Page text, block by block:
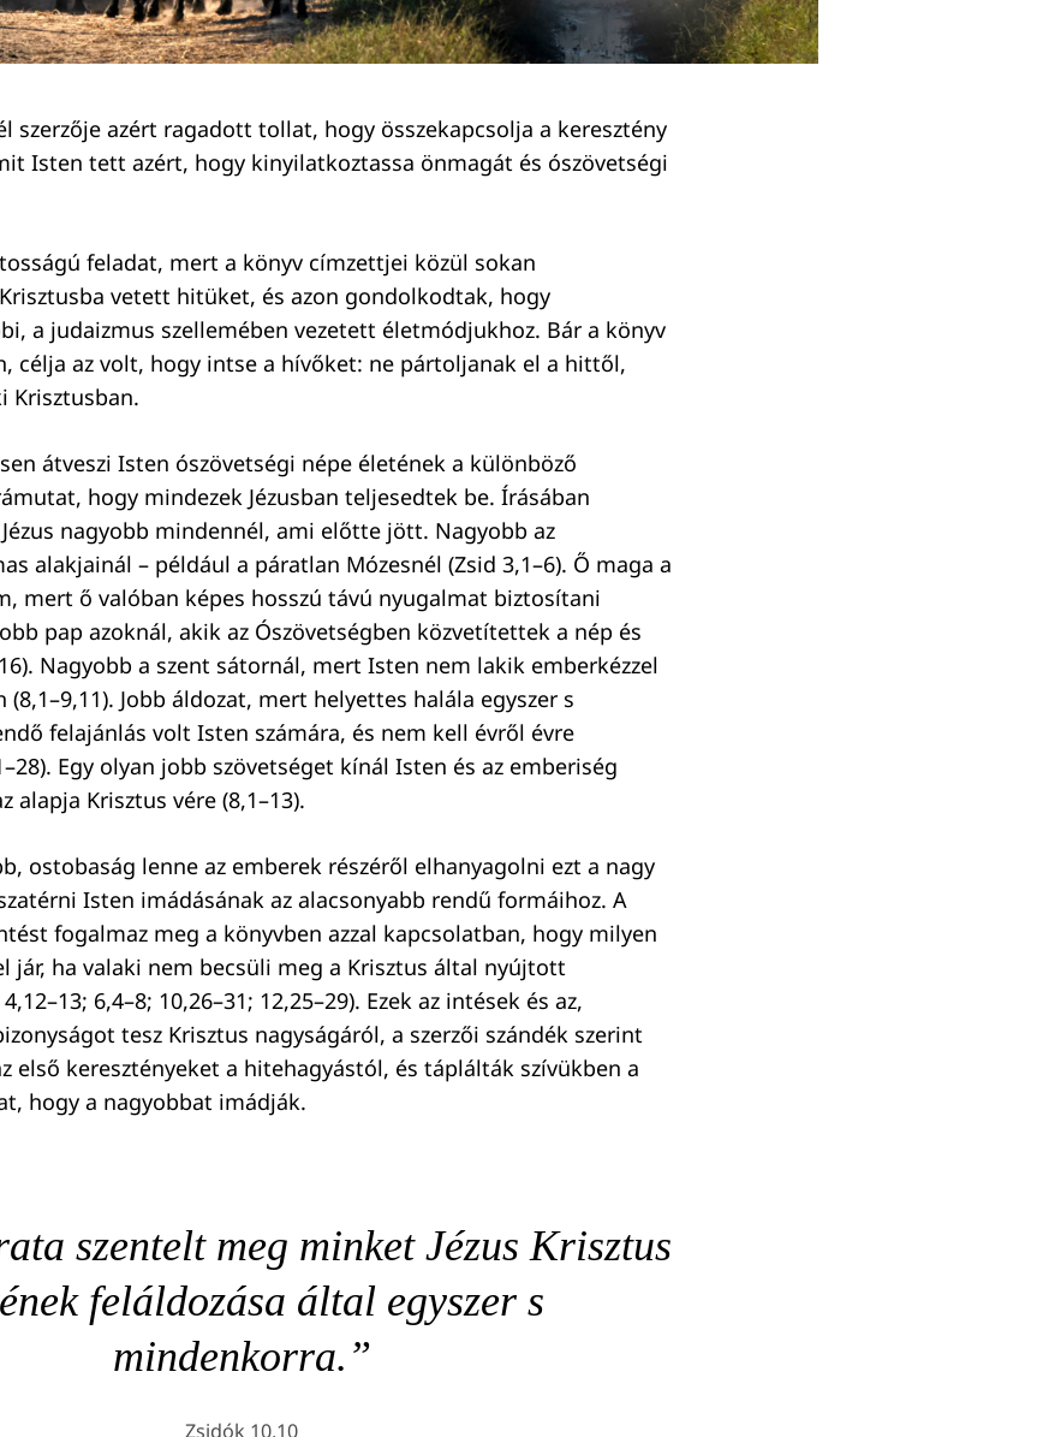
szerzője azért ragadott tollat, hogy összekapcsolja a keresztény
Isten tett azért, hogy kinyilatkoztassa önmagát és ószövetségi
feladat, mert a könyv címzettjei közül sokan
vetett hitüket, és azon gondolkodtak, hogy
a judaizmus szellemében vezetett életmódjukhoz. Bár a könyv
célja az volt, hogy intse a hívőket: ne pártoljanak el a hittől,
Krisztusban.
átveszi Isten ószövetségi népe életének a különböző
hogy mindezek Jézusban teljesedtek be. Írásában
nagyobb mindennél, ami előtte jött. Nagyobb az
alakjainál – például a páratlan Mózesnél (Zsid 3,1–6). Ő maga a
mert ő valóban képes hosszú távú nyugalmat biztosítani
pap azoknál, akik az Ószövetségben közvetítettek a nép és
Nagyobb a szent sátornál, mert Isten nem lakik emberkézzel
Jobb áldozat, mert helyettes halála egyszer s
felajánlás volt Isten számára, és nem kell évről évre
Egy olyan jobb szövetséget kínál Isten és az emberiség
alapja Krisztus vére (8,1–13).
ostobaság lenne az emberek részéről elhanyagolni ezt a nagy
Isten imádásának az alacsonyabb rendű formáihoz. A
fogalmaz meg a könyvben azzal kapcsolatban, hogy milyen
jár, ha valaki nem becsüli meg a Krisztus által nyújtott
6,4–8; 10,26–31; 12,25–29). Ezek az intések és az,
tesz Krisztus nagyságáról, a szerzői szándék szerint
első keresztényeket a hitehagyástól, és táplálták szívükben a
hogy a nagyobbat imádják.
szentelt meg minket Jézus Krisztus
feláldozása által egyszer s
mindenkorra.”
Zsidók 10,10